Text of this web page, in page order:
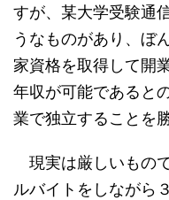
すが、某大学受験通
うなものがあり、ぼ
家資格を取得して開
年収が可能であると
業で独立することを
現実は厳しいもの
ルバイトをしながら